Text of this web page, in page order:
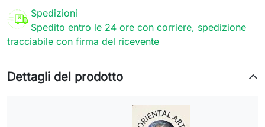
Spedizioni
Spedito entro le 24 ore con corriere, spedizione
tracciabile con firma del ricevente
Dettagli del prodotto